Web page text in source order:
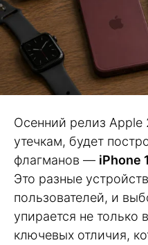
Осенний релиз Apple
утечкам, будет
флагманов — iPhone
Это разные
пользователей, и
упирается не
ключевых отличия,